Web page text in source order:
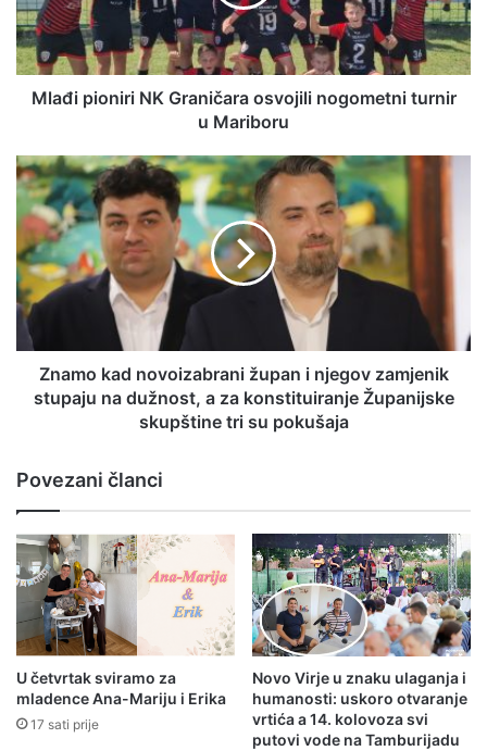
Mlađi pioniri NK Graničara osvojili nogometni turnir
u Mariboru
Znamo kad novoizabrani župan i njegov zamjenik
stupaju na dužnost, a za konstituiranje Županijske
skupštine tri su pokušaja
Povezani članci
U četvrtak sviramo za
mladence Ana-Mariju i Erika
17 sati prije
Novo Virje u znaku ulaganja i
humanosti: uskoro otvaranje
vrtića a 14. kolovoza svi
putovi vode na Tamburijadu